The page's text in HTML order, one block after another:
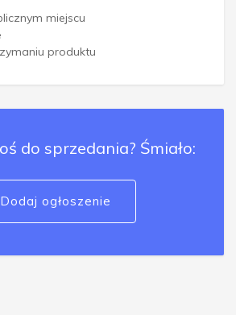
miejscu
produktu
do sprzedania? Śmiało:
Dodaj ogłoszenie